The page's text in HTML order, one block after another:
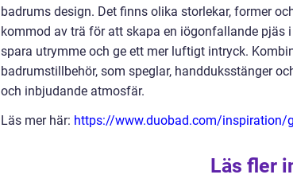
badrums design. Det finns olika storlekar, former
kommod av trä för att skapa en iögonfallande
spara utrymme och ge ett mer luftigt intryck.
badrumstillbehör, som speglar, handduksstänger
och inbjudande atmosfär.
Läs mer här: https://www.duobad.com/inspiration/
Läs fler